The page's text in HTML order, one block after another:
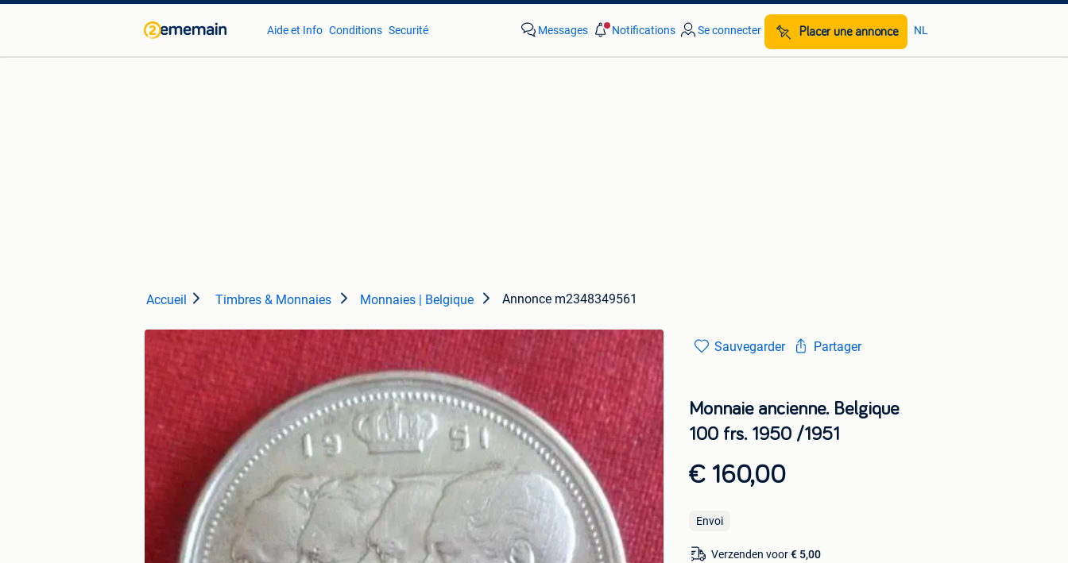
Aide et Info Conditions Securité Messages Notifications Se connecter Placer une annonce NL
Accueil Timbres & Monnaies Monnaies | Belgique Annonce m2348349561
Sauvegarder Partager
Monnaie ancienne. Belgique
100 frs. 1950 /1951
€ 160,00
Envoi
Verzenden voor€ 5,00